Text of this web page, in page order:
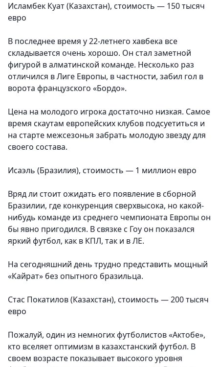
Исламбек Куат (Казахстан), стоимость — 150 тысяч
евро
В последнее время у 22-летнего хавбека все
складывается очень хорошо. Он стал заметной
фигурой в алматинской команде. Несколько раз
отличился в Лиге Европы, в частности, забил гол в
ворота французского «Бордо».
Цена на молодого игрока достаточно низкая. Самое
время скаутам европейских клубов подсуетиться и
на старте межсезонья забрать молодую звезду для
своего состава.
Исаэль (Бразилия), стоимость — 1 миллион евро
Вряд ли стоит ожидать его появление в сборной
Бразилии, где конкуренция сверхвысока, но какой-
нибудь команде из среднего чемпионата Европы он
бы явно пригодился. В связке с Гоу он показался
яркий футбол, как в КПЛ, так и в ЛЕ.
На сегодняшний день трудно представить мощный
«Кайрат» без опытного бразильца.
Стас Покатилов (Казахстан), стоимость — 200 тысяч
евро
Пожалуй, один из немногих футболистов «Актобе»,
кто вселяет оптимизм в казахстанский футбол. В
своем возрасте показывает высокого уровня